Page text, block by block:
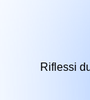
Riflessi